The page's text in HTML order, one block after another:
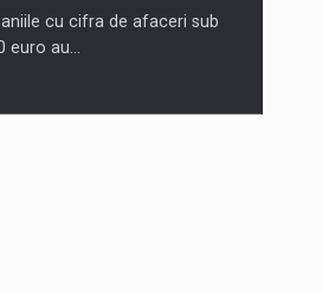
cu cifra de afaceri sub
euro au…